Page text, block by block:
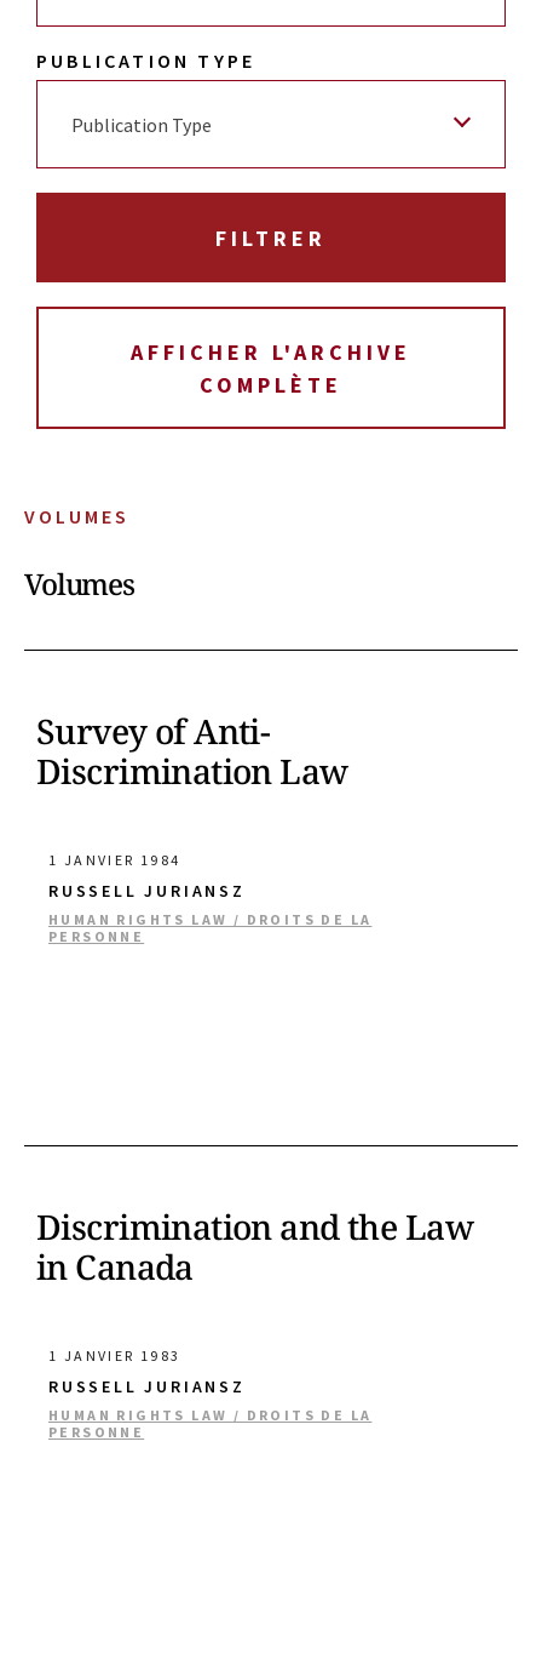
VOLUMES
Volumes
Survey of Anti-
Discrimination Law
1 JANVIER 1984
RUSSELL JURIANSZ
HUMAN RIGHTS LAW / DROITS DE LA
PERSONNE
Discrimination and the Law
in Canada
1 JANVIER 1983
RUSSELL JURIANSZ
HUMAN RIGHTS LAW / DROITS DE LA
PERSONNE
PUBLICATION TYPE
Publication Type
AFFICHER L'ARCHIVE
COMPLÈTE